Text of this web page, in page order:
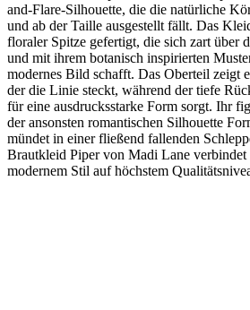
and-Flare-Silhouette, die die natürliche
und ab der Taille ausgestellt fällt. Das
floraler Spitze gefertigt, die sich zart über
und mit ihrem botanisch inspirierten
modernes Bild schafft. Das Oberteil zeigt
der die Linie steckt, während der tiefe
für eine ausdrucksstarke Form sorgt. Ihr
der ansonsten romantischen Silhouette
mündet in einer fließend fallenden
Brautkleid Piper von Madi Lane verbindet
modernem Stil auf höchstem